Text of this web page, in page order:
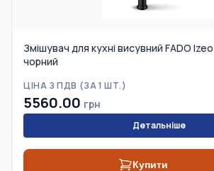
Змішувач для кухні висувний FADO
чорний
ЦІНА З ПДВ (ЗА 1 ШТ.)
5560.00 грн
Детальніше
Купити